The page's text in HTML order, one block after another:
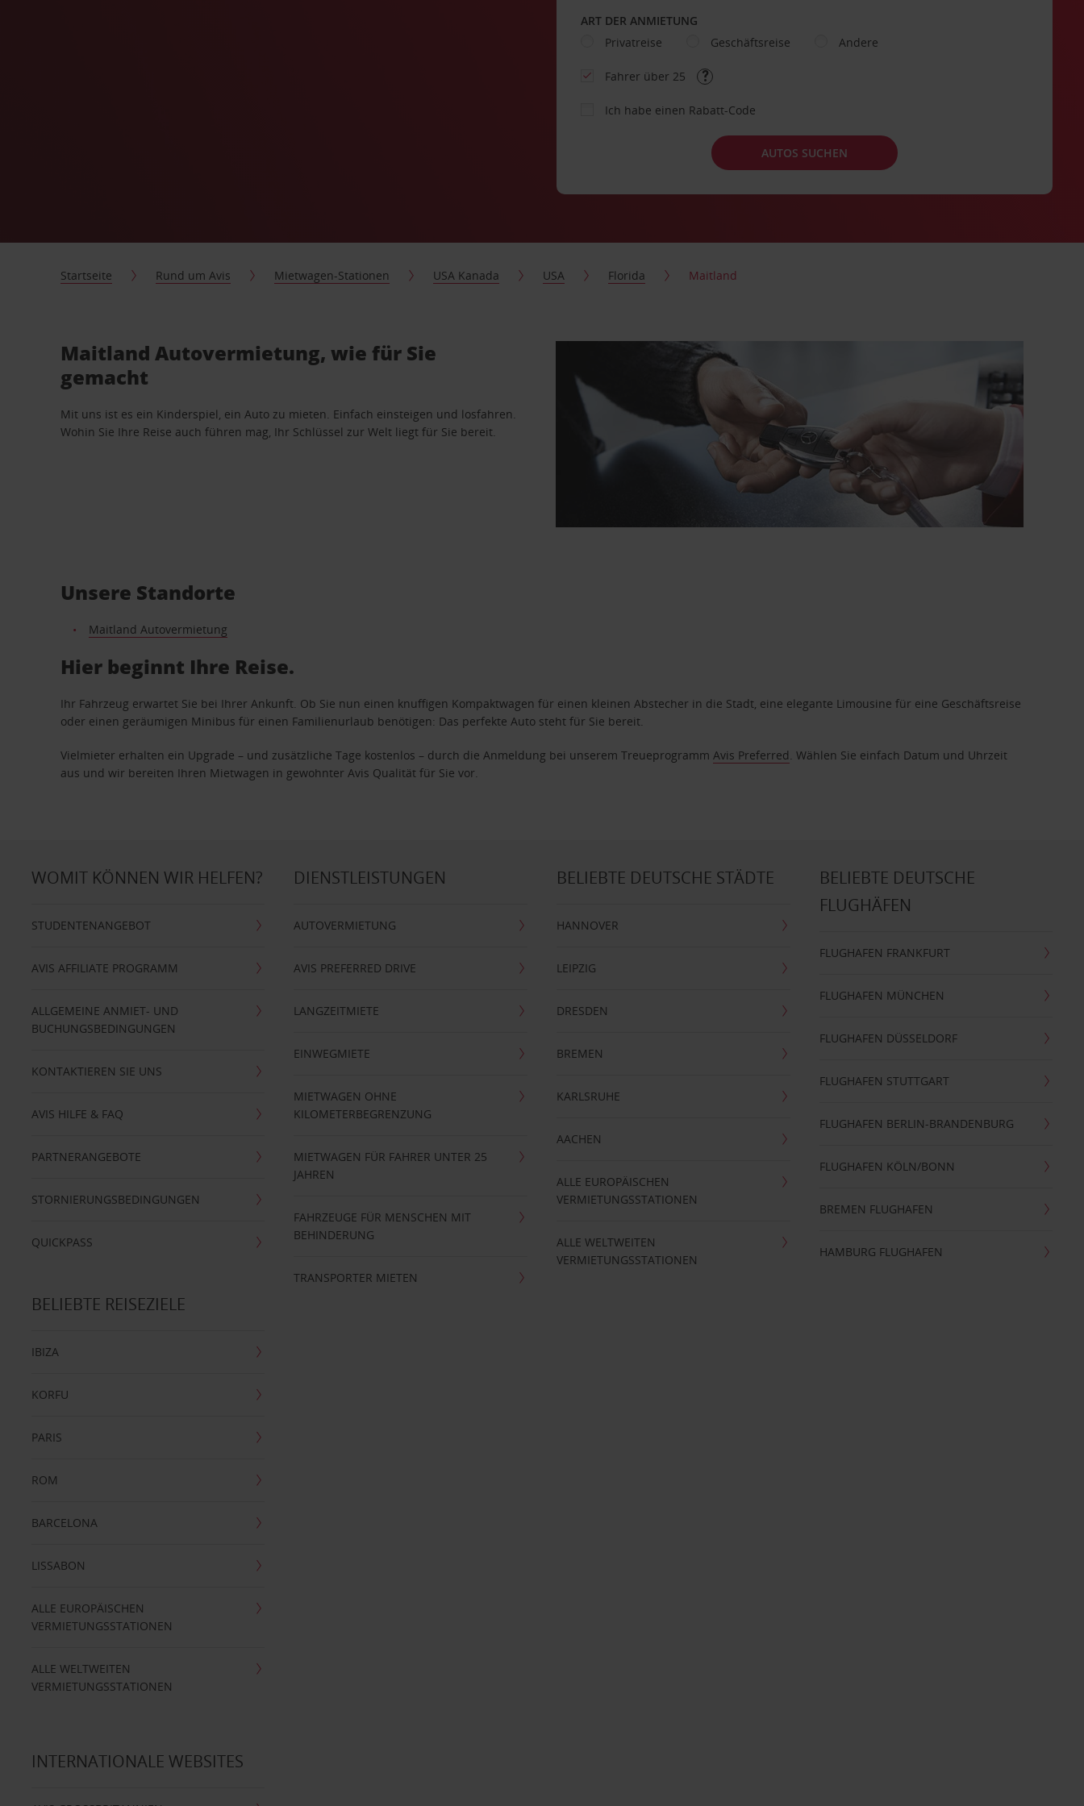
ART DER ANMIETUNG
Privatreise
Geschäftsreise Andere
Fahrer über 25
Ich habe einen Rabatt-Code
AUTOS SUCHEN
Startseite Rund um Avis Mietwagen-Stationen USA Kanada USA Florida Maitland
Maitland Autovermietung, wie für Sie
gemacht
Mit uns ist es ein Kinderspiel, ein Auto zu mieten. Einfach einsteigen und losfahren.
Wohin Sie Ihre Reise auch führen mag, Ihr Schlüssel zur Welt liegt für Sie bereit.
Unsere Standorte
Maitland Autovermietung
Hier beginnt Ihre Reise.
Ihr Fahrzeug erwartet Sie bei Ihrer Ankunft. Ob Sie nun einen knuffigen Kompaktwagen für einen kleinen Abstecher in die Stadt, eine elegante Limousine für eine Geschäftsreise
oder einen geräumigen Minibus für einen Familienurlaub benötigen: Das perfekte Auto steht für Sie bereit.
Vielmieter erhalten ein Upgrade – und zusätzliche Tage kostenlos – durch die Anmeldung bei unserem TreueprogrammAvis Preferred. Wählen Sie einfach Datum und Uhrzeit
aus und wir bereiten Ihren Mietwagen in gewohnter Avis Qualität für Sie vor.
WOMIT KÖNNEN WIR HELFEN?
STUDENTENANGEBOT
AVIS AFFILIATE PROGRAMM
ALLGEMEINE ANMIET- UND
BUCHUNGSBEDINGUNGEN
KONTAKTIEREN SIE UNS
AVIS HILFE & FAQ
PARTNERANGEBOTE
STORNIERUNGSBEDINGUNGEN
QUICKPASS
DIENSTLEISTUNGEN
AUTOVERMIETUNG
AVIS PREFERRED DRIVE
LANGZEITMIETE
EINWEGMIETE
MIETWAGEN OHNE
KILOMETERBEGRENZUNG
MIETWAGEN FÜR FAHRER UNTER 25
JAHREN
FAHRZEUGE FÜR MENSCHEN MIT
BEHINDERUNG
TRANSPORTER MIETEN
BELIEBTE DEUTSCHE STÄDTE
HANNOVER
LEIPZIG
DRESDEN
BREMEN
KARLSRUHE
AACHEN
ALLE EUROPÄISCHEN
VERMIETUNGSSTATIONEN
ALLE WELTWEITEN
VERMIETUNGSSTATIONEN
BELIEBTE DEUTSCHE
FLUGHÄFEN
FLUGHAFEN FRANKFURT
FLUGHAFEN MÜNCHEN
FLUGHAFEN DÜSSELDORF
FLUGHAFEN STUTTGART
FLUGHAFEN BERLIN-BRANDENBURG
FLUGHAFEN KÖLN/BONN
BREMEN FLUGHAFEN
HAMBURG FLUGHAFEN
BELIEBTE REISEZIELE
IBIZA
KORFU
PARIS
ROM
BARCELONA
LISSABON
ALLE EUROPÄISCHEN
VERMIETUNGSSTATIONEN
ALLE WELTWEITEN
VERMIETUNGSSTATIONEN
INTERNATIONALE WEBSITES